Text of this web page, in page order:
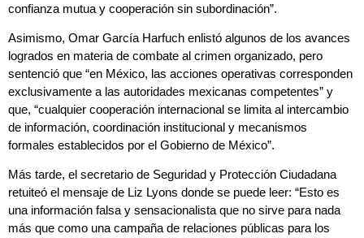
confianza mutua y cooperación sin subordinación”.
Asimismo, Omar García Harfuch enlistó algunos de los avances
logrados en materia de combate al crimen organizado, pero
sentenció que “en México, las acciones operativas corresponden
exclusivamente a las autoridades mexicanas competentes” y
que, “cualquier cooperación internacional se limita al intercambio
de información, coordinación institucional y mecanismos
formales establecidos por el Gobierno de México”.
Más tarde, el secretario de Seguridad y Protección Ciudadana
retuiteó el mensaje de Liz Lyons donde se puede leer: “Esto es
una información falsa y sensacionalista que no sirve para nada
más que como una campaña de relaciones públicas para los